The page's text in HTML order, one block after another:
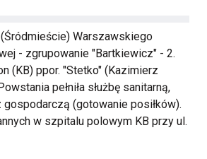
Warszawskiego
- zgrupowanie "Bartkiewicz" - 2.
(KB) ppor. "Stetko" (Kazimierz
pełniła służbę sanitarną,
gospodarczą (gotowanie posiłków).
w szpitalu polowym KB przy ul.